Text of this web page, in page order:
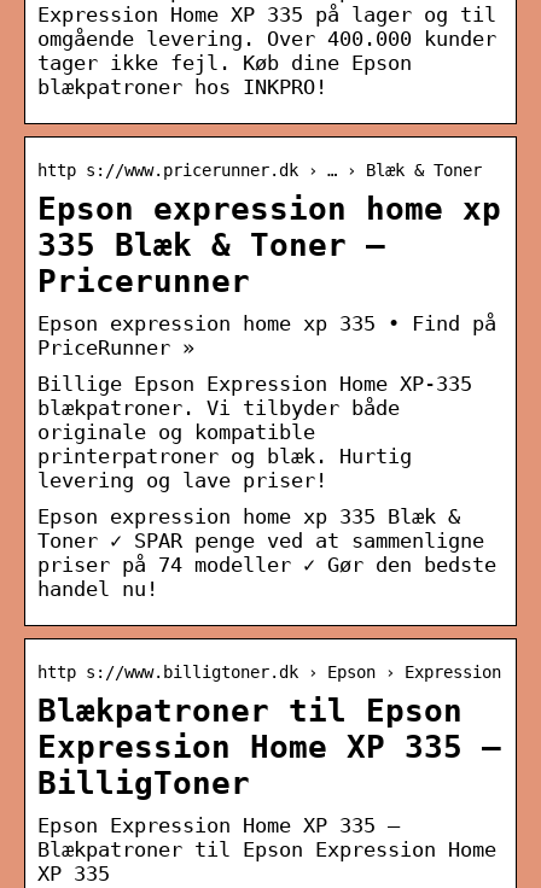
Expression Home XP 335 på lager og til
omgående levering. Over 400.000 kunder
tager ikke fejl. Køb dine Epson
blækpatroner hos INKPRO!
http s://www.pricerunner.dk › … › Blæk & Toner
Epson expression home xp
335 Blæk & Toner –
Pricerunner
Epson expression home xp 335 • Find på
PriceRunner »
Billige Epson Expression Home XP-335
blækpatroner. Vi tilbyder både
originale og kompatible
printerpatroner og blæk. Hurtig
levering og lave priser!
Epson expression home xp 335 Blæk &
Toner ✓ SPAR penge ved at sammenligne
priser på 74 modeller ✓ Gør den bedste
handel nu!
http s://www.billigtoner.dk › Epson › Expression
Blækpatroner til Epson
Expression Home XP 335 –
BilligToner
Epson Expression Home XP 335 –
Blækpatroner til Epson Expression Home
XP 335